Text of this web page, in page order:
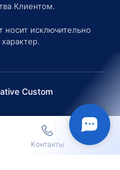
Клиентом.
носит исключительно
Custom
Контакты